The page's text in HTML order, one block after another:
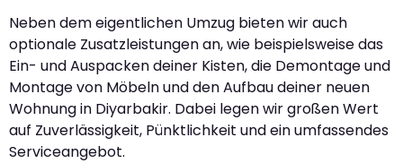
Neben dem eigentlichen Umzug bieten wir auch
optionale Zusatzleistungen an, wie beispielsweise das
Ein- und Auspacken deiner Kisten, die Demontage und
Montage von Möbeln und den Aufbau deiner neuen
Wohnung in Diyarbakir. Dabei legen wir großen Wert
auf Zuverlässigkeit, Pünktlichkeit und ein umfassendes
Serviceangebot.